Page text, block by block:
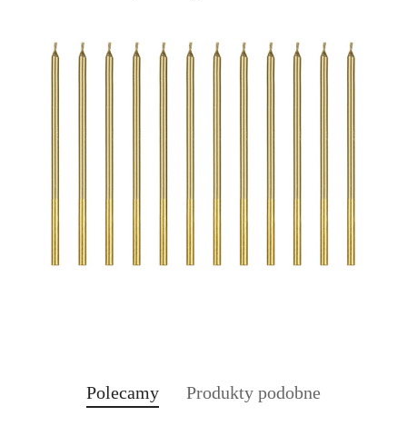
Pomiń karuzelę produktów
Produkty
o
Polecamy
Produkty
Produkty podobne